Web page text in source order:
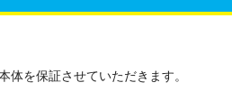
体を保証させていただきます。